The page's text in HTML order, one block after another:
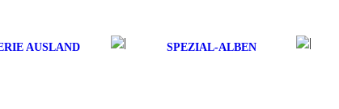
AUSLAND SPEZIAL-ALBEN